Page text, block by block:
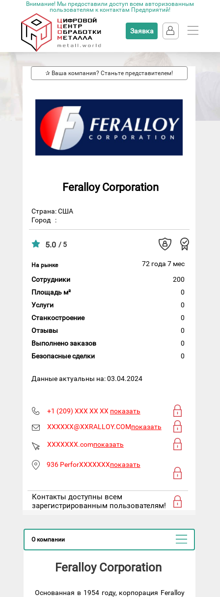
Внимание! Мы предоставили доступ всем авторизованным
пользователям к контактам Предприятий!
Заявка
✰ Ваша компания? Станьте представителем!
Feralloy Corporation
Страна: США
Город
:
5.0 / 5
На рынке
72 года 7 мес
Сотрудники
200
Площадь м²
0
Услуги
0
Станкостроение
0
Отзывы
0
Выполнено заказов
0
Безопасные сделки
0
Данные актуальны на: 03.04.2024
+1 (209) XXX XX XX показать
XXXXXX@XXRALLOY.COMпоказать
XXXXXXX.comпоказать
936 PerforXXXXXXXпоказать
Контакты доступны всем
зарегистрированным пользователям!
О компании
Feralloy Corporation
Основанная в 1954 году, корпорация Feralloy